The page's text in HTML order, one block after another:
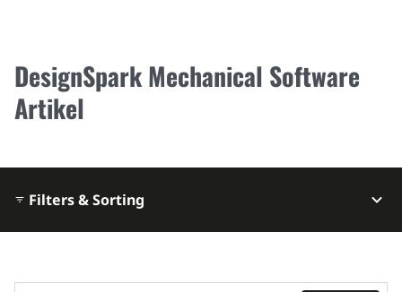
DesignSpark Mechanical Software
Artikel
Filters & Sorting